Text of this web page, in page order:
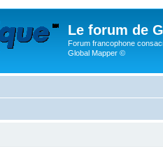
Le forum de
Forum francophone
Global Mapper ©